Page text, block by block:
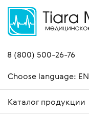
8 (800) 500-26-76
Choose language: EN
Каталог продукции